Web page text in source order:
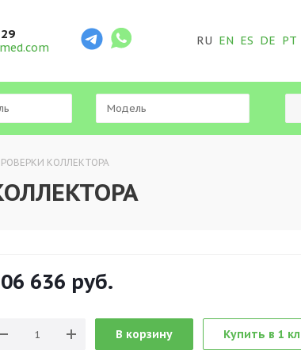
RU EN ES DE PT
КОЛЛЕКТОРА
636 руб.
В корзину Купить в 1